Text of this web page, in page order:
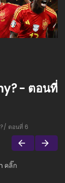
- ตอนที่
ตอนที่ 6
คลิ๊ก